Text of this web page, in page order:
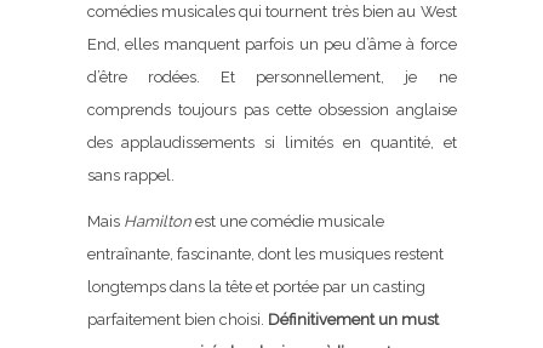
comédies musicales qui tournent très bien au West
End, elles manquent parfois un peu d’âme à force
d’être rodées. Et personnellement, je ne
comprends toujours pas cette obsession anglaise
des applaudissements si limités en quantité, et
sans rappel.
Mais Hamiltonest une comédie musicale
entraînante, fascinante, dont les musiques restent
longtemps dans la tête et portée par un casting
parfaitement bien choisi. Définitivement un must